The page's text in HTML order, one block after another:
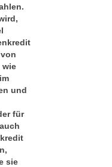
wie
und
für
sie